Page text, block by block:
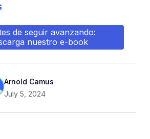
de seguir avanzando:
nuestro e-book
Arnold Camus
July 5, 2024